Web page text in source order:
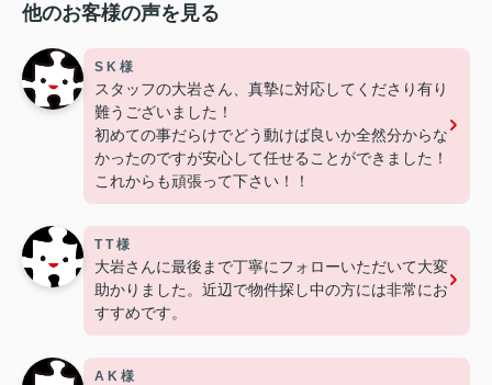
他のお客様の声を見る
S K 様
スタッフの大岩さん、真摯に対応してくださり有り
難うございました！
初めての事だらけでどう動けば良いか全然分からな
かったのですが安心して任せることができました！
これからも頑張って下さい！！
T T 様
大岩さんに最後まで丁寧にフォローいただいて大変
助かりました。近辺で物件探し中の方には非常にお
すすめです。
A K 様